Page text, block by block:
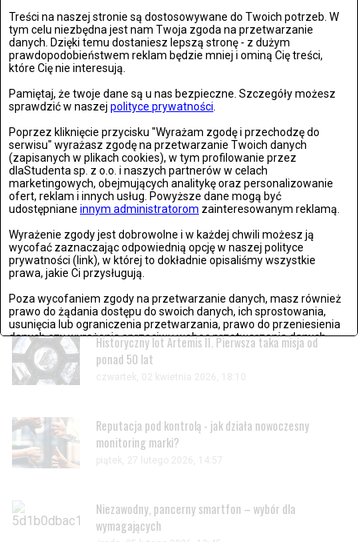
Treści na naszej stronie są dostosowywane do Twoich potrzeb. W
tym celu niezbędna jest nam Twoja zgoda na przetwarzanie
danych. Dzięki temu dostaniesz lepszą stronę - z dużym
prawdopodobieństwem reklam będzie mniej i ominą Cię treści,
które Cię nie interesują.
Pamiętaj, że twoje dane są u nas bezpieczne. Szczegóły możesz
sprawdzić w naszej polityce prywatności
Poprzez kliknięcie przycisku "Wyrażam zgodę i przechodzę do
serwisu" wyrażasz zgodę na przetwarzanie Twoich danych
(zapisanych w plikach cookies), w tym profilowanie przez
dlaStudenta sp. z o.o. i naszych partnerów w celach
marketingowych, obejmujących analitykę oraz personalizowanie
ofert, reklam i innych usług. Powyższe dane mogą być
udostępniane innym administratorom zainteresowanym reklamą.
Wyrażenie zgody jest dobrowolne i w każdej chwili możesz ją
wycofać zaznaczając odpowiednią opcję w naszej polityce
prywatności (link), w której to dokładnie opisaliśmy wszystkie
prawa, jakie Ci przysługują.
Poza wycofaniem zgody na przetwarzanie danych, masz również
prawo do żądania dostępu do swoich danych, ich sprostowania,
usunięcia lub ograniczenia przetwarzania, prawo do przeniesienia
danych czy wyrażenia sprzeciwu wobec przetwarzania danych.
Jeżeli nie chcesz wyrazić zgody na przetwarzanie plików cookies,
przejdź doustawień zaawansowanych
POKAŻ KOLEJNE WYNIKI
OSTATNIO DODANE
21. rocznica śmierci Jana Pawła II. Wierni zebrali się w
Watykanie
czwartek, 02 kwietnia 2026, 18:08
Życzenia wielkanocne 2026. Piękne, krótkie i gotowe
teksty na Wielkanoc
czwartek, 02 kwietnia 2026, 13:28
Historyczny lot Artemis II. Pierwsza taka misja od
ponad 50 lat
czwartek, 02 kwietnia 2026, 18:10
Reputacja pod kontrolą - jak działa nowoczesny
monitoring marki?
piątek, 27 lutego 2026, 14:57
Niezawodny, pancerny smartfon – wybór dla
wymagających